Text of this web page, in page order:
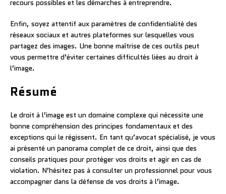
recours possibles et les démarches à entreprendre.
Enfin, soyez attentif aux paramètres de confidentialité des
réseaux sociaux et autres plateformes sur lesquelles vous
partagez des images. Une bonne maîtrise de ces outils peut
vous permettre d’éviter certaines difficultés liées au droit à
l’image.
Résumé
Le droit à l’image est un domaine complexe qui nécessite une
bonne compréhension des principes fondamentaux et des
exceptions qui le régissent. En tant qu’avocat spécialisé, je vous
ai présenté un panorama complet de ce droit, ainsi que des
conseils pratiques pour protéger vos droits et agir en cas de
violation. N’hésitez pas à consulter un professionnel pour vous
accompagner dans la défense de vos droits à l’image.